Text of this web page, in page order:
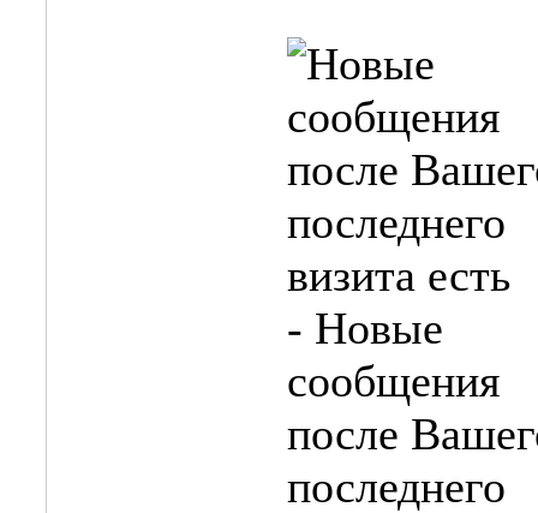
- Новые
сообщения
после
последнего